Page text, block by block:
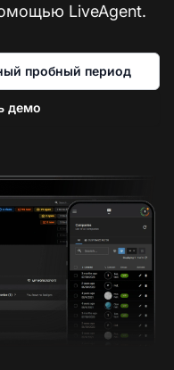
LiveAgent.
пробный период
демо